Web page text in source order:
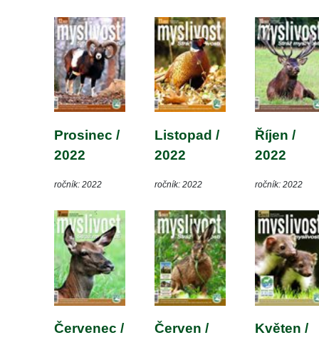
Prosinec /
2022
ročník: 2022
Listopad /
2022
ročník: 2022
Říjen /
2022
ročník: 2022
Červenec /
Červen /
Květen /